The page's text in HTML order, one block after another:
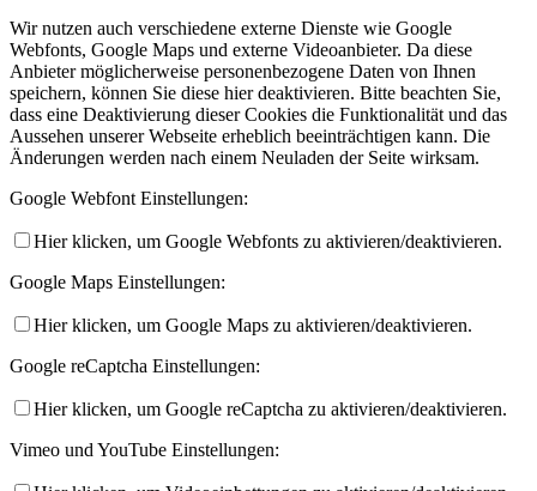
Wir nutzen auch verschiedene externe Dienste wie Google
Webfonts, Google Maps und externe Videoanbieter. Da diese
Anbieter möglicherweise personenbezogene Daten von Ihnen
speichern, können Sie diese hier deaktivieren. Bitte beachten Sie,
dass eine Deaktivierung dieser Cookies die Funktionalität und das
Aussehen unserer Webseite erheblich beeinträchtigen kann. Die
Änderungen werden nach einem Neuladen der Seite wirksam.
Google Webfont Einstellungen:
Hier klicken, um Google Webfonts zu aktivieren/deaktivieren.
Google Maps Einstellungen:
Hier klicken, um Google Maps zu aktivieren/deaktivieren.
Google reCaptcha Einstellungen:
Hier klicken, um Google reCaptcha zu aktivieren/deaktivieren.
Vimeo und YouTube Einstellungen: